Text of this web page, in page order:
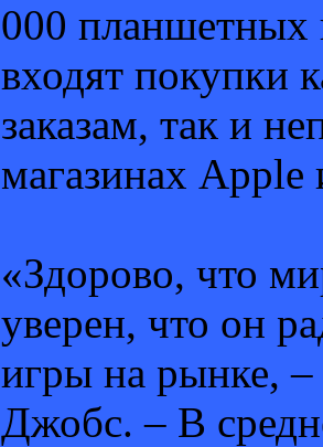
000 планшетных
входят покупки
заказам, так и
магазинах Apple
«Здорово, что
уверен, что он
игры на рынке, –
Джобс. – В